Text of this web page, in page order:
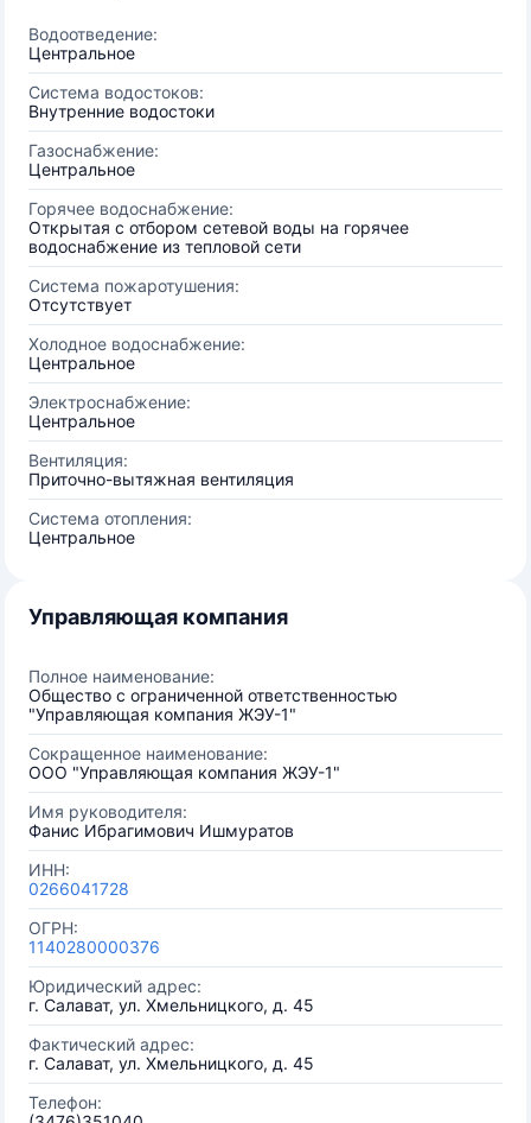
Водоотведение:
Центральное
Система водостоков:
Внутренние водостоки
Газоснабжение:
Центральное
Горячее водоснабжение:
Открытая с отбором сетевой воды на горячее
водоснабжение из тепловой сети
Система пожаротушения:
Отсутствует
Холодное водоснабжение:
Центральное
Электроснабжение:
Центральное
Вентиляция:
Приточно-вытяжная вентиляция
Система отопления:
Центральное
Управляющая компания
Полное наименование:
Общество с ограниченной ответственностью
"Управляющая компания ЖЭУ-1"
Сокращенное наименование:
ООО "Управляющая компания ЖЭУ-1"
Имя руководителя:
Фанис Ибрагимович Ишмуратов
ИНН:
0266041728
ОГРН:
1140280000376
Юридический адрес:
г. Салават, ул. Хмельницкого, д. 45
Фактический адрес:
г. Салават, ул. Хмельницкого, д. 45
Телефон: